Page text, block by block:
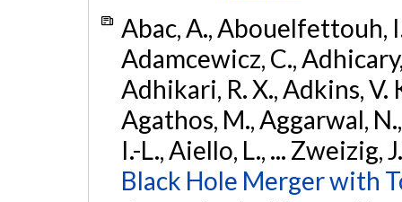
Abac, A., Abouelfettouh,
Adamcewicz, C.,
Adhikari, R. X., Adkins, V.
Agathos, M., Aggarwal,
I.-L., Aiello, L., ... Zweizig,
Black Hole Merger with